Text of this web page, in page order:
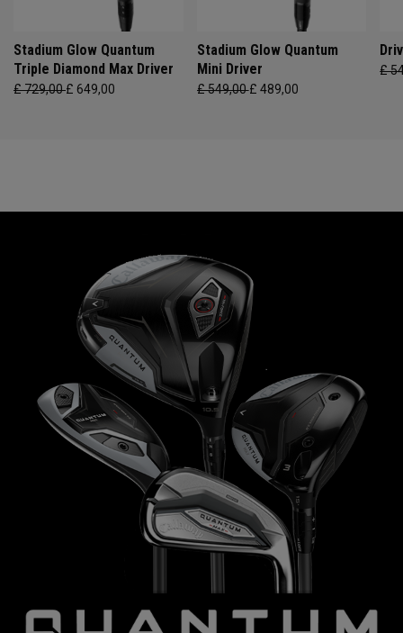
Stadium Glow Quantum
Triple Diamond Max Driver
£ 729,00£ 649,00
Stadium Glow Quantum
Mini Driver
£ 549,00£ 489,00
£